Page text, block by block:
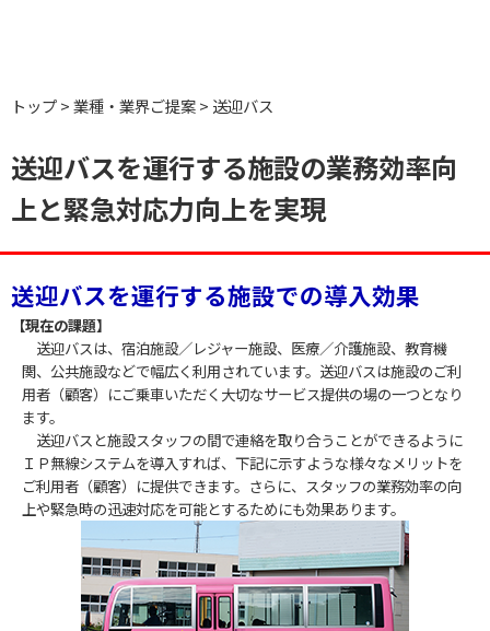
トップ 業種・業界ご提案 送迎バス
送迎バスを運行する施設の業務効率向
上と緊急対応力向上を実現
送迎バスを運行する施設での導入効果
【現在の課題】
送迎バスは、宿泊施設／レジャー施設、医療／介護施設、教育機
関、公共施設などで幅広く利用されています。送迎バスは施設のご利
用者（顧客）にご乗車いただく大切なサービス提供の場の一つとなり
ます。
送迎バスと施設スタッフの間で連絡を取り合うことができるように
ＩＰ無線システムを導入すれば、下記に示すような様々なメリットを
ご利用者（顧客）に提供できます。さらに、スタッフの業務効率の向
上や緊急時の迅速対応を可能とするためにも効果あります。